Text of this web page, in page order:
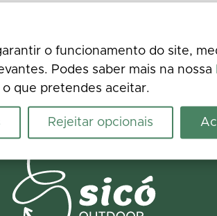
o funcionamento do site,
Podes saber mais na nossa
que pretendes aceitar.
Rejeitar opcionais